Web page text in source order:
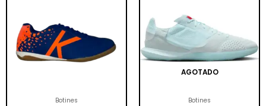
Botines
AGOTADO
Botines